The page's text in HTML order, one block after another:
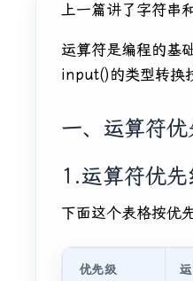
上一篇讲了字符串
运算符是编程的基
input()的类型转换
一、运算符优
1.运算符优先
下面这个表格按优
优先级